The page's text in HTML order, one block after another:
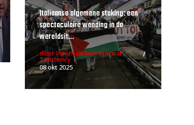
Italiaanse algemene staking: een
spectaculaire wending in de
wereldsit...
door International Marxist
Tendency
08 okt 2025